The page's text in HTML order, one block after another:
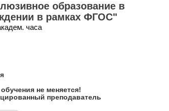
образование в
в рамках ФГОС"
часа
не меняется!
преподаватель